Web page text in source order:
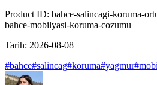
Product ID: bahce-salincagi-koruma-
bahce-mobilyasi-koruma-cozumu
Tarih: 2026-08-08
#bahce#salincag#koruma#yagmur#